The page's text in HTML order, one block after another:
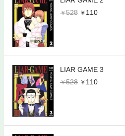
528
110
LIAR GAME 3
528
110